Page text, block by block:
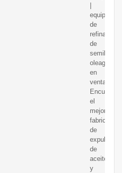
equipo
de
refinación
de
semillas
en
venta.
Encuentre
el
mejor
fabricante
de
expulsor
de
aceite
y